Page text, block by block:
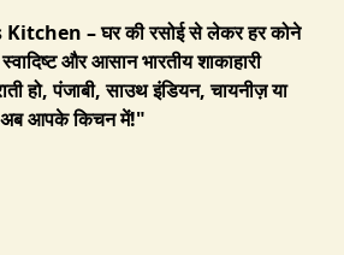
– घर की रसोई से लेकर हर कोने
और आसान भारतीय शाकाहारी
हो, पंजाबी, साउथ इंडियन, चायनीज़ या
अब आपके किचन में!"